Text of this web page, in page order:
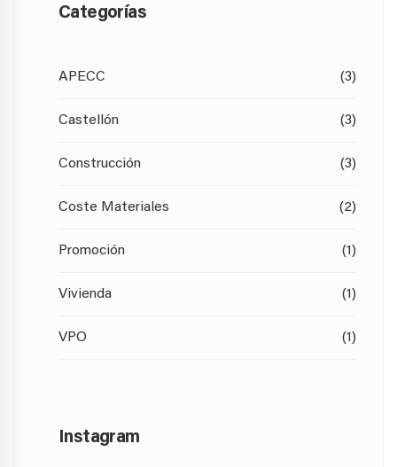
Categorías
APECC (3)
Castellón (3)
Construcción (3)
Coste Materiales (2)
Promoción (1)
Vivienda (1)
VPO (1)
Instagram